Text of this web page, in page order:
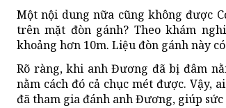
Một nội dung nữa cũng không được
trên mặt đòn gánh? Theo khám
khoảng hơn 10m. Liệu đòn gánh này
Rõ ràng, khi anh Đương đã bị đâm
nằm cách đó cả chục mét được. Vậy,
đã tham gia đánh anh Đương, giúp